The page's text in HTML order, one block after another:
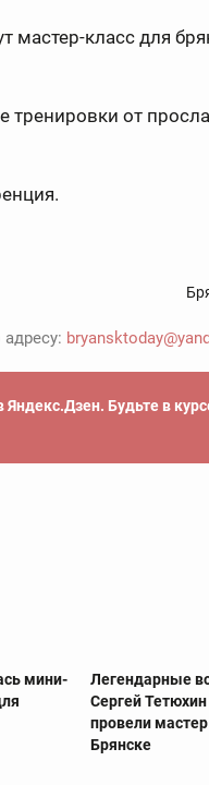
мастер-класс для
тренировки от
Будьте в
мини-
Легендарные
Сергей
провели
Брянске